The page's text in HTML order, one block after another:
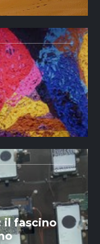
il fascino